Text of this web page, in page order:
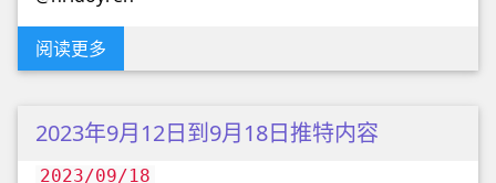
阅读更多
2023年9月12日到9月18日推特内容
2023/09/18